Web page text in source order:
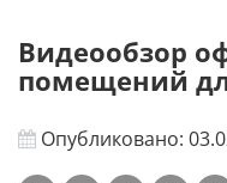
Видеообзор
помещений
Опубликовано: